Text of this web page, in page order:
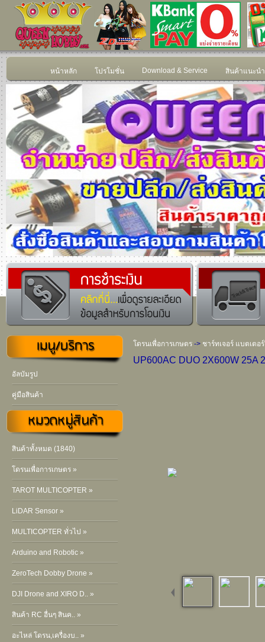
หน้าหลัก โปรโมชั่น Download & Service สินค้าแนะนำ
อัลบัมรูป
คู่มือสินค้า
สินค้าทั้งหมด (1840)
โดรนเพื่อการเกษตร »
TAROT MULTICOPTER »
LiDAR Sensor »
MULTICOPTER ทั่วไป »
Arduino and Robotic »
ZeroTech Dobby Drone »
DJI Drone and XIRO D.. »
สินค้า RC อื่นๆ สินค.. »
อะไหล่ โดรน,เครื่องบ.. »
โดรนเพื่อการเกษตร -> ชาร์ทเจอร์ แบตเตอ
UP600AC DUO 2X600W 25A